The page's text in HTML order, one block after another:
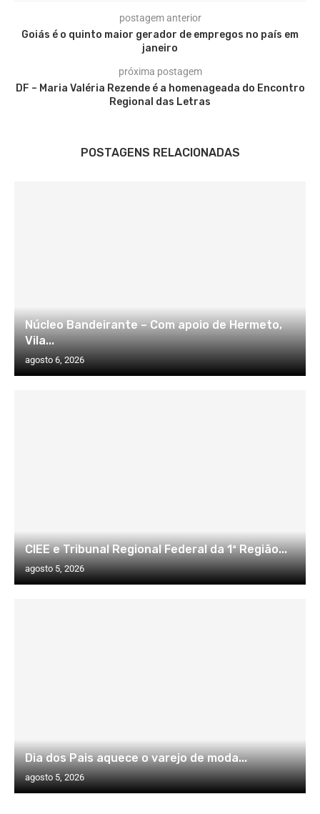
postagem anterior
Goiás é o quinto maior gerador de empregos no país em
janeiro
próxima postagem
DF – Maria Valéria Rezende é a homenageada do Encontro
Regional das Letras
POSTAGENS RELACIONADAS
Núcleo Bandeirante – Com apoio de Hermeto,
Vila...
agosto 6, 2026
CIEE e Tribunal Regional Federal da 1ª Região...
agosto 5, 2026
Dia dos Pais aquece o varejo de moda...
agosto 5, 2026